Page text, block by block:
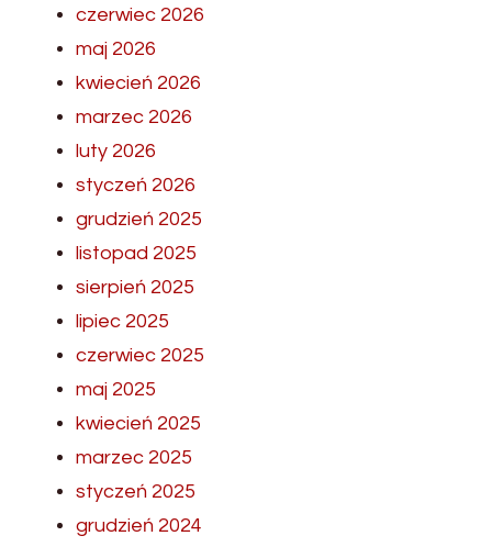
czerwiec 2026
maj 2026
kwiecień 2026
marzec 2026
luty 2026
styczeń 2026
grudzień 2025
listopad 2025
sierpień 2025
lipiec 2025
czerwiec 2025
maj 2025
kwiecień 2025
marzec 2025
styczeń 2025
grudzień 2024